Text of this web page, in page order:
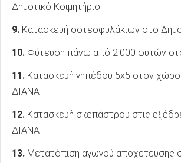
Δημοτικό Κοιμητήριο
9. Κατασκευή οστεοφυλάκιων στο
10. Φύτευση πάνω από 2.000 φυτών
11. Κατασκευή γηπέδου 5x5 στον
ΔΙΑΝΑ
12. Κατασκευή σκεπάστρου στις
ΔΙΑΝΑ
13. Μετατόπιση αγωγού αποχέτευσης